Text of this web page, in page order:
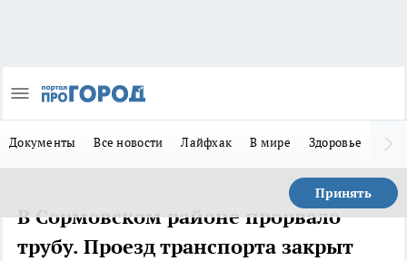
Документы Все новости Лайфхак В мире Здоровье
Принять
В Сормовском районе прорвало
трубу. Проезд транспорта закрыт